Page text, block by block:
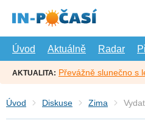
hlavní
Úvod
Aktuálně Radar
AKTUALITA: Převážně slunečno s
Úvod Diskuse Zima